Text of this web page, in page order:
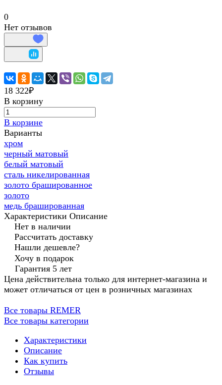
0
Нет отзывов
18 322₽
В корзину
В корзине
Варианты
хром
черный матовый
белый матовый
сталь никелированная
золото брашированное
золото
медь брашированная
Характеристики Описание
Нет в наличии
Рассчитать доставку
Нашли дешевле?
Хочу в подарок
Гарантия 5 лет
Цена действительна только для интернет-магазина и
может отличаться от цен в розничных магазинах
Все товары REMER
Все товары категории
Характеристики
Описание
Как купить
Отзывы